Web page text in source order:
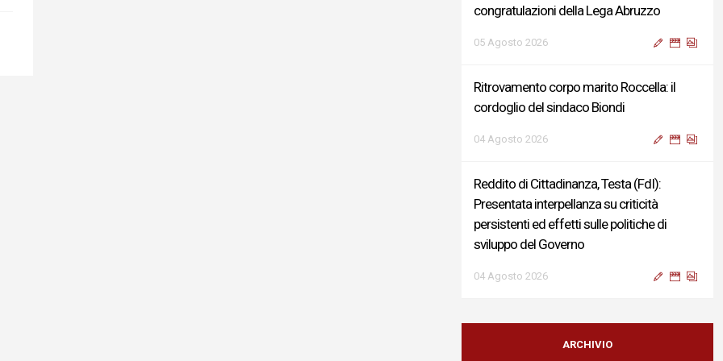
congratulazioni della Lega Abruzzo
05 Agosto 2026
Ritrovamento corpo marito Roccella: il
cordoglio del sindaco Biondi
04 Agosto 2026
Reddito di Cittadinanza, Testa (FdI):
Presentata interpellanza su criticità
persistenti ed effetti sulle politiche di
sviluppo del Governo
04 Agosto 2026
Sigismondi, Liris e Testa: “Profondo
cordoglio e vicinanza al Ministro Roccella e
ARCHIVIO